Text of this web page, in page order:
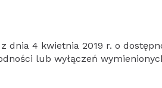
dnia 4 kwietnia 2019 r. o
lub wyłączeń